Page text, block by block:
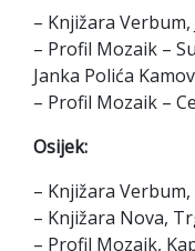
– Knjižara
– Profil Mozaik –
Janka Polića
– Profil Mozaik –
Osijek:
– Knjižara
– Knjižara Nova,
– Profil Mozaik,